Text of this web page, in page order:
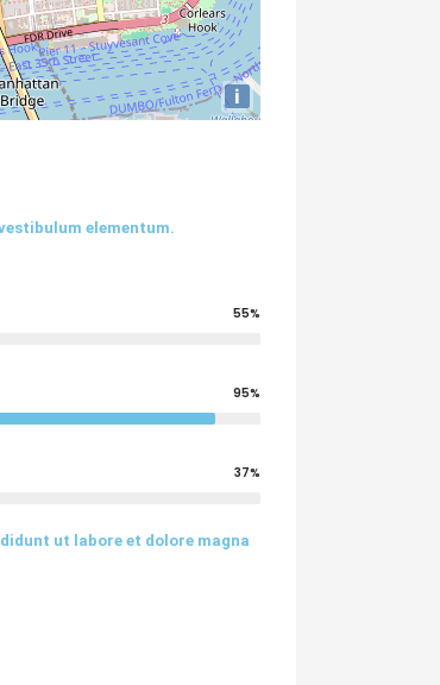
i
elementum.
55%
95%
37%
ut labore et dolore magna